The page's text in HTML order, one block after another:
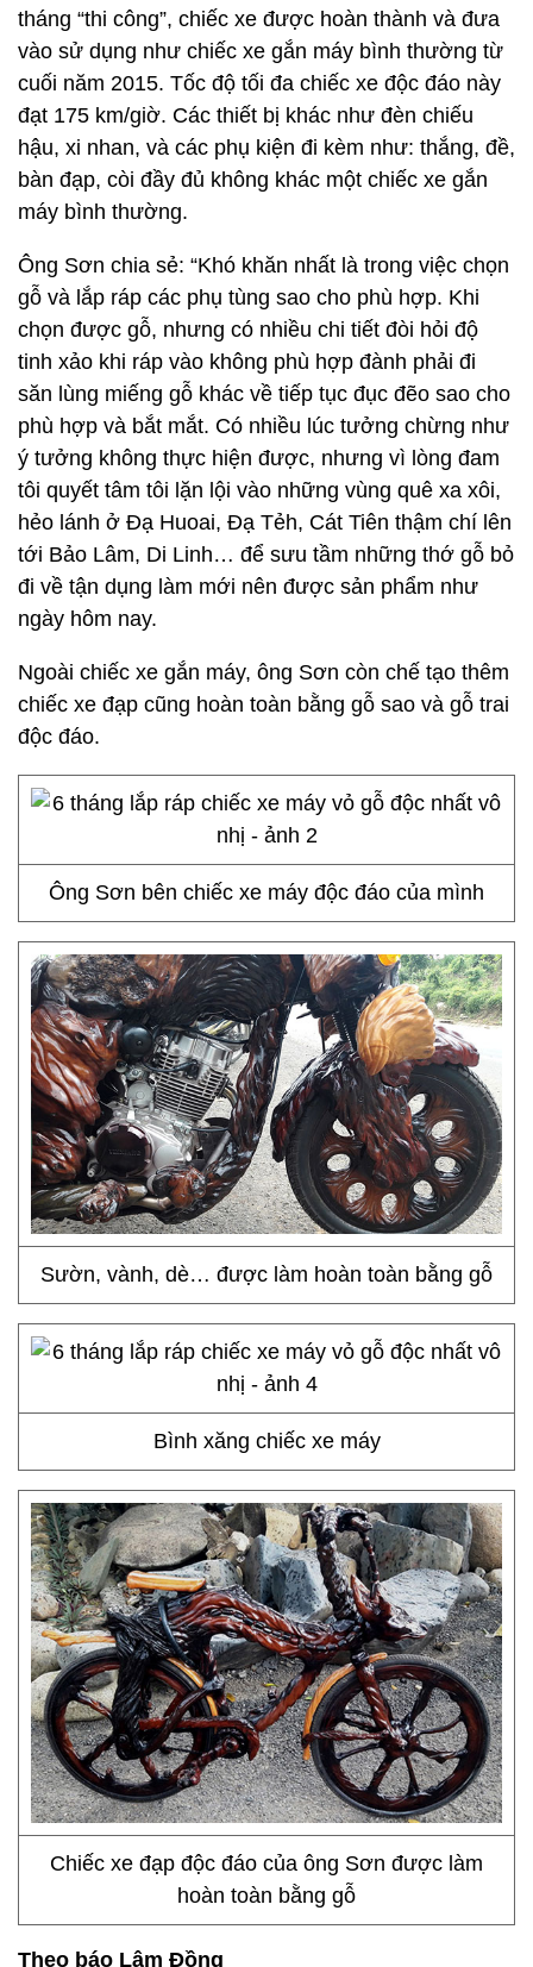
tháng “thi công”, chiếc xe được hoàn thành và đưa
vào sử dụng như chiếc xe gắn máy bình thường từ
cuối năm 2015. Tốc độ tối đa chiếc xe độc đáo này
đạt 175 km/giờ. Các thiết bị khác như đèn chiếu
hậu, xi nhan, và các phụ kiện đi kèm như: thắng, đề,
bàn đạp, còi đầy đủ không khác một chiếc xe gắn
máy bình thường.
Ông Sơn chia sẻ: “Khó khăn nhất là trong việc chọn
gỗ và lắp ráp các phụ tùng sao cho phù hợp. Khi
chọn được gỗ, nhưng có nhiều chi tiết đòi hỏi độ
tinh xảo khi ráp vào không phù hợp đành phải đi
săn lùng miếng gỗ khác về tiếp tục đục đẽo sao cho
phù hợp và bắt mắt. Có nhiều lúc tưởng chừng như
ý tưởng không thực hiện được, nhưng vì lòng đam
tôi quyết tâm tôi lặn lội vào những vùng quê xa xôi,
hẻo lánh ở Đạ Huoai, Đạ Tẻh, Cát Tiên thậm chí lên
tới Bảo Lâm, Di Linh… để sưu tầm những thớ gỗ bỏ
đi về tận dụng làm mới nên được sản phẩm như
ngày hôm nay.
Ngoài chiếc xe gắn máy, ông Sơn còn chế tạo thêm
chiếc xe đạp cũng hoàn toàn bằng gỗ sao và gỗ trai
độc đáo.
Ông Sơn bên chiếc xe máy độc đáo của mình
Sườn, vành, dè… được làm hoàn toàn bằng gỗ
Bình xăng chiếc xe máy
Chiếc xe đạp độc đáo của ông Sơn được làm
hoàn toàn bằng gỗ
Theo báo Lâm Đồng